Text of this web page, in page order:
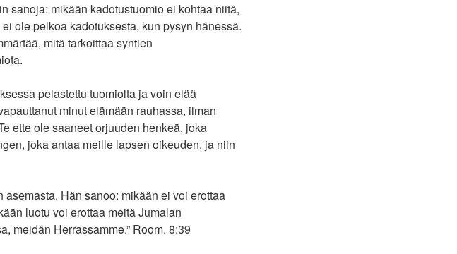
sanoja: mikään kadotustuomio ei kohtaa niitä,
ole pelkoa kadotuksesta, kun pysyn hänessä.
mitä tarkoittaa syntien
pelastettu tuomiolta ja voin elää
minut elämään rauhassa, ilman
ette ole saaneet orjuuden henkeä, joka
joka antaa meille lapsen oikeuden, ja niin
Hän sanoo: mikään ei voi erottaa
luotu voi erottaa meitä Jumalan
meidän Herrassamme.” ‭‭Room.‬ ‭8‬:‭39‬